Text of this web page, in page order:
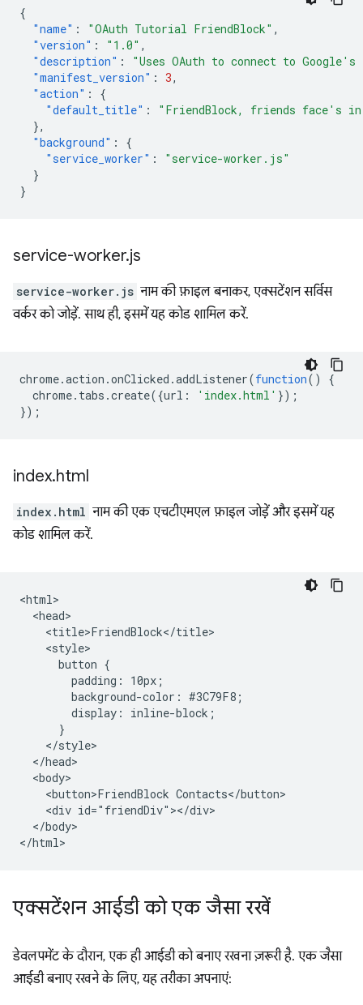
{
"name" : "OAuth Tutorial FriendBlock" ,
"version" : "1.0" ,
"description" :
"Uses OAuth to connect to
"manifest_version" : 3,
"action" :
{
"default_title" :
"FriendBlock, friends face's
},
"background" :
{
"service_worker" :
"service-worker.js"
}
}
service-worker.js
service-worker.js नाम की फ़ाइल बनाकर, एक्सटेंशन सर्विस
वर्कर को जोड़ें. साथ ही, इसमें यह कोड शामिल करें.
chrome.action .onClicked .addListener(function()
{
chrome. tabs .create({url : 'index.html' });
});
index.html
index.html नाम की एक एचटीएमएल फ़ाइल जोड़ें और इसमें यह
कोड शामिल करें.
<html>
  <head>
    <title>FriendBlock</title>
    <style>
      button {
        padding: 10px;
        background-color: #3C79F8;
        display: inline-block;
      }
    </style>
  </head>
  <body>
    <button>FriendBlock Contacts</button>
    <div id="friendDiv"></div>
  </body>
एक्सटेंशन आईडी को एक जैसा रखें
डेवलपमेंट के दौरान, एक ही आईडी को बनाए रखना ज़रूरी है. एक जैसा
आईडी बनाए रखने के लिए, यह तरीका अपनाएं: